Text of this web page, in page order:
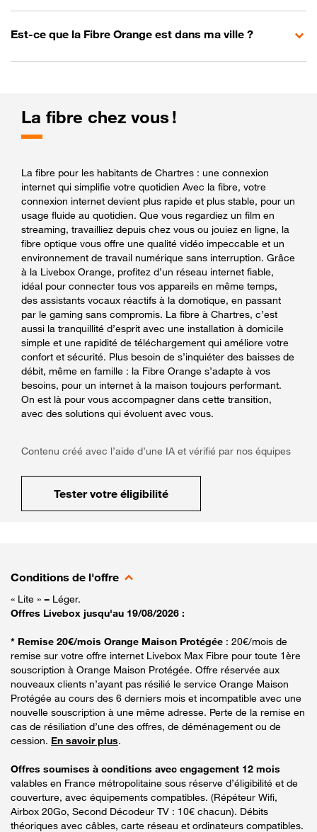
Est-ce que la Fibre Orange est dans ma ville ?
La fibre chez vous !
La fibre pour les habitants de Chartres : une connexion
internet qui simplifie votre quotidien Avec la fibre, votre
connexion internet devient plus rapide et plus stable, pour un
usage fluide au quotidien. Que vous regardiez un film en
streaming, travailliez depuis chez vous ou jouiez en ligne, la
fibre optique vous offre une qualité vidéo impeccable et un
environnement de travail numérique sans interruption. Grâce
à la Livebox Orange, profitez d’un réseau internet fiable,
idéal pour connecter tous vos appareils en même temps,
des assistants vocaux réactifs à la domotique, en passant
par le gaming sans compromis. La fibre à Chartres, c’est
aussi la tranquillité d’esprit avec une installation à domicile
simple et une rapidité de téléchargement qui améliore votre
confort et sécurité. Plus besoin de s’inquiéter des baisses de
débit, même en famille : la Fibre Orange s’adapte à vos
besoins, pour un internet à la maison toujours performant.
On est là pour vous accompagner dans cette transition,
avec des solutions qui évoluent avec vous.
Contenu créé avec l’aide d’une IA et vérifié par nos équipes
Tester votre éligibilité
Conditions de l'offre
« Lite » = Léger.
Offres Livebox jusqu'au 19/08/2026 :
* Remise 20€/mois Orange Maison Protégée : 20€/mois de
remise sur votre offre internet Livebox Max Fibre pour toute 1ère
souscription à Orange Maison Protégée. Offre réservée aux
nouveaux clients n’ayant pas résilié le service Orange Maison
Protégée au cours des 6 derniers mois et incompatible avec une
nouvelle souscription à une même adresse. Perte de la remise en
cas de résiliation d’une des offres, de déménagement ou de
cession. En savoir plus.
Offres soumises à conditions avec engagement 12 mois
valables en France métropolitaine sous réserve d’éligibilité et de
couverture, avec équipements compatibles. (Répéteur Wifi,
Airbox 20Go, Second Décodeur TV : 10€ chacun). Débits
théoriques avec câbles, carte réseau et ordinateurs compatibles.